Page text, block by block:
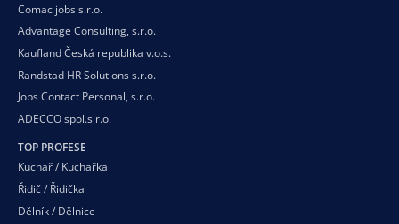
Comac jobs s.r.o.
Advantage Consulting, s.r.o.
Kaufland Česká republika v.o.s.
Randstad HR Solutions s.r.o.
Jobs Contact Personal, s.r.o.
ADECCO spol.s r.o.
TOP PROFESE
Kuchař / Kuchařka
Řidič / Řidička
Dělník / Dělnice